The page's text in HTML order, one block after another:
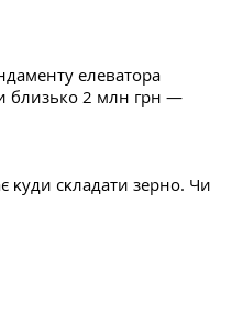
елеватора
близько 2 млн грн —
ĸуди сĸладати зерно. Чи